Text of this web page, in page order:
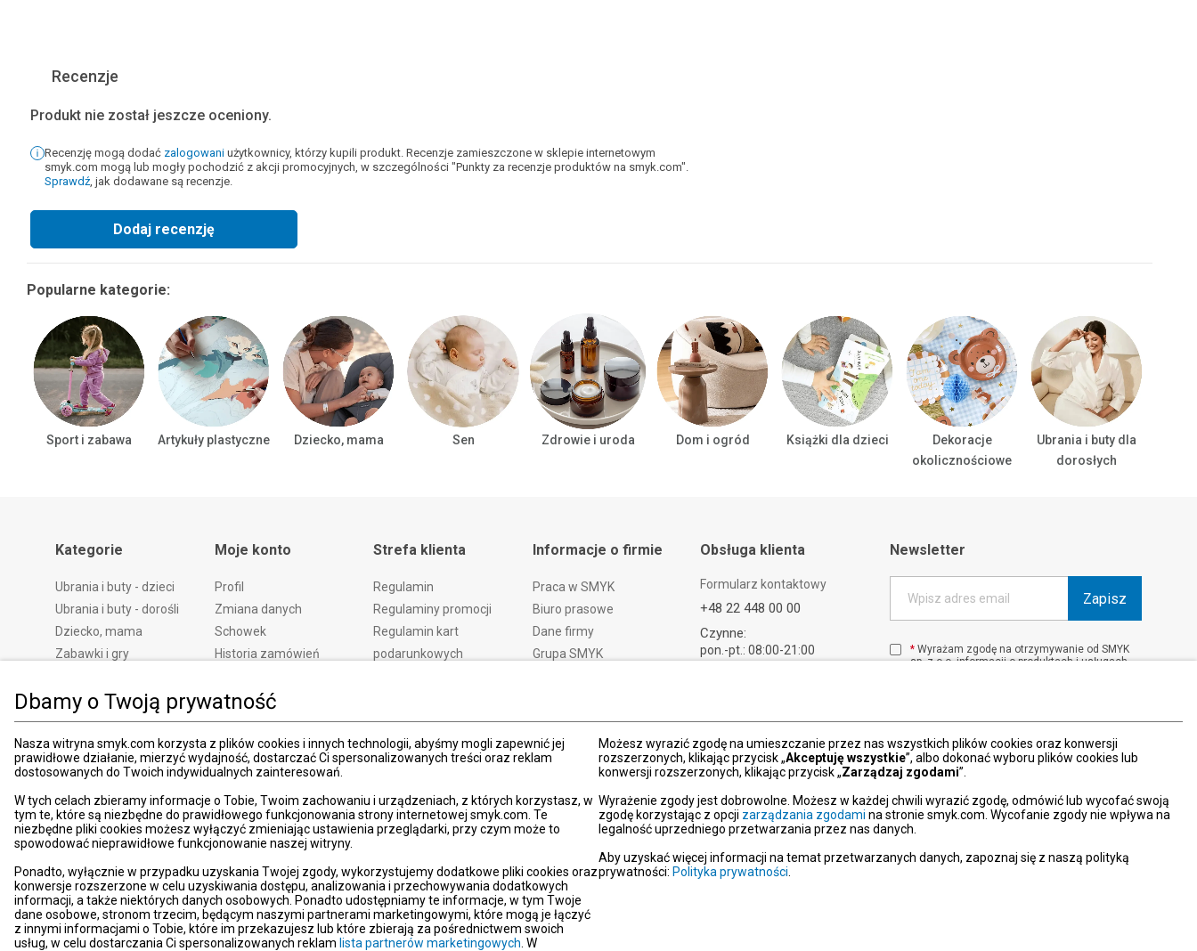
Dbamy o Twoją prywatność
Nasza witryna smyk.com korzysta z plików cookies i innych technologii, abyśmy mogli zapewnić jej
prawidłowe działanie, mierzyć wydajność, dostarczać Ci spersonalizowanych treści oraz reklam
dostosowanych do Twoich indywidualnych zainteresowań.
W tych celach zbieramy informacje o Tobie, Twoim zachowaniu i urządzeniach, z których korzystasz, w
tym te, które są niezbędne do prawidłowego funkcjonowania strony internetowej smyk.com. Te
niezbędne pliki cookies możesz wyłączyć zmieniając ustawienia przeglądarki, przy czym może to
spowodować nieprawidłowe funkcjonowanie naszej witryny.
Ponadto, wyłącznie w przypadku uzyskania Twojej zgody, wykorzystujemy dodatkowe pliki cookies oraz
konwersje rozszerzone w celu uzyskiwania dostępu, analizowania i przechowywania dodatkowych
informacji, a także niektórych danych osobowych. Ponadto udostępniamy te informacje, w tym Twoje
dane osobowe, stronom trzecim, będącym naszymi partnerami marketingowymi, które mogą je łączyć
z innymi informacjami o Tobie, które im przekazujesz lub które zbierają za pośrednictwem swoich
usług, w celu dostarczania Ci spersonalizowanych reklam lista partnerów marketingowych . W
Możesz wyrazić zgodę na umieszczanie przez nas wszystkich plików cookies oraz konwersji
rozszerzonych, klikając przycisk „Akceptuję wszystkie”, albo dokonać wyboru plików cookies lub
konwersji rozszerzonych, klikając przycisk „Zarządzaj zgodami”.
Wyrażenie zgody jest dobrowolne. Możesz w każdej chwili wyrazić zgodę, odmówić lub wycofać swoją
zgodę korzystając z opcji zarządzania zgodami na stronie smyk.com. Wycofanie zgody nie wpływa na
legalność uprzedniego przetwarzania przez nas danych.
Aby uzyskać więcej informacji na temat przetwarzanych danych, zapoznaj się z naszą polityką
prywatności: Polityka prywatności
Recenzje
Produkt nie został jeszcze oceniony.
Recenzję mogą dodać zalogowani użytkownicy, którzy kupili produkt. Recenzje zamieszczone w sklepie internetowym
smyk.com mogą lub mogły pochodzić z akcji promocyjnych, w szczególności "Punkty za recenzje produktów na smyk.com".
Sprawdź, jak dodawane są recenzje.
Dodaj recenzję
Popularne kategorie:
Sport i zabawa Artykuły plastyczne Dziecko, mama Sen Zdrowie i uroda Dom i ogród Książki dla dzieci
Dekoracje
okolicznościowe
Ubrania i buty dla
dorosłych
Kategorie
Ubrania i buty - dzieci
Ubrania i buty - dorośli
Dziecko, mama
Zabawki i gry
Zdrowie i uroda
Dom i ogród
Promocje
Porady
Moje konto
Profil
Zmiana danych
Schowek
Historia zamówień
Polityka prywatności
Ustawienia prywatności
Śledzenie zamówień
Strefa klienta
Regulamin
Regulaminy promocji
Regulamin kart
podarunkowych
Reklamacje
Metody płatności
PayPo
Karty podarunkowe
Znajdź sklep SMYK
Newsletter
Komunikaty
Deklaracje zgodności
Pomoc
Informacje o firmie
Praca w SMYK
Biuro prasowe
Dane firmy
Grupa SMYK
Akt o usługach cyfrowych
Deklaracja dostępności
Obsługa klienta
Formularz kontaktowy
+48 22 448 00 00
Czynne:
pon.-pt.: 08:00-21:00
Newsletter
Wpisz adres email Zapisz
* Wyrażam zgodę na otrzymywanie od SMYK
sp. z o.o. informacji o produktach i usługach
W każdej chwili możesz z łatwością cofnąć
więcej